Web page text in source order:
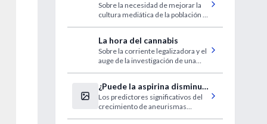
Sobre la necesidad de mejorar la
cultura mediática de la población y
La hora del cannabis
Sobre la corriente legalizadora y el
auge de la investigación de una
¿Puede la aspirina disminuir
el crecimiento de
aneurisma intracraneal?
Los predictores significativos del
crecimiento de aneurismas